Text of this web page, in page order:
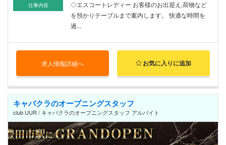
仕事内容
◇エスコートレディー お客様のお出迎え,荷物など
を預かりテーブルまで案内します。 快適な時間を
過...
求人情報詳細へ お気に入りに追加
キャバクラのオープニングスタッフ
club UUR / キャバクラのオープニングスタッフ アルバイト